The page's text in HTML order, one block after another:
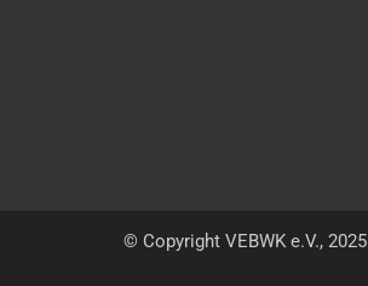
© Copyright VEBWK e.V., 2025